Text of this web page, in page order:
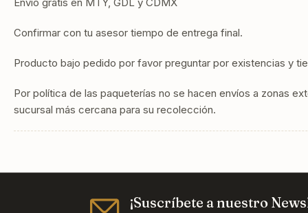
Confirmar con tu asesor tiempo de entrega final.
Producto bajo pedido por favor preguntar por existencias y
Por política de las paqueterías no se hacen envíos a zonas
sucursal más cercana para su recolección.
¡Suscríbete a nuestro